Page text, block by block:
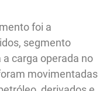
foi a
segmento
a carga operada no
movimentadas